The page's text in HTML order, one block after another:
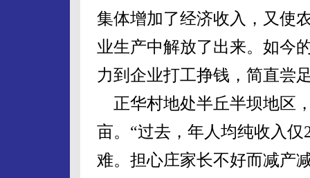
集体增加了经济收入，又使
业生产中解放了出来。如今
力到企业打工挣钱，简直尝
正华村地处半丘半坝地区
亩。“过去，年人均纯收入
难。担心庄家长不好而减产